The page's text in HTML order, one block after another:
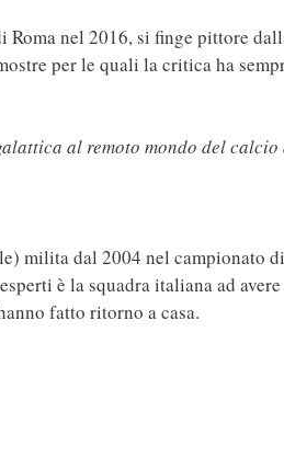
nel 2016, si finge pittore
per le quali la critica ha
al remoto mondo del
milita dal 2004 nel campionato
è la squadra italiana ad
fatto ritorno a casa.